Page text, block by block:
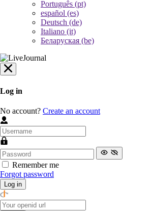
Português (pt)
español (es)
Deutsch (de)
Italiano (it)
Беларуская (be)
Log in
No account? Create an account
Remember me
Forgot password
Log in